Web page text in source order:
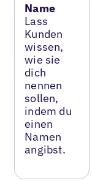
Name
Lass
Kunden
wissen,
wie sie
dich
nennen
sollen,
indem du
einen
Namen
angibst.